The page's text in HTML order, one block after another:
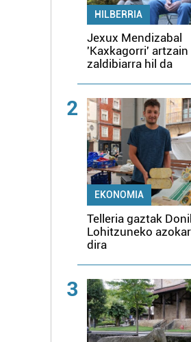
HILBERRIA
Jexux Mendizabal
'Kaxkagorri' artzain
zaldibiarra hil da
2
EKONOMIA
Telleria gaztak
Lohitzuneko
dira
3